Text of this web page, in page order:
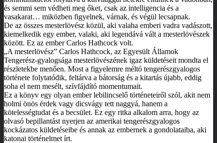
és semmi sem védheti meg őket, csak az intelligencia és a
vasakarat… miközben figyelnek, várnak, és végül lecsapnak.
De az összes mesterlövész közül, aki valaha emberi vadra vadászott,
kiemelkedik egy ember, valaki, aki legendává vált a mesterlövészek
között. Ez az ember Carlos Hathcock volt.
„A mesterlövész” Carlos Hathcock, az Egyesült Államok
Tengerész-gyalogsága mesterlövészének igaz küldetéseit mondta el
részletekbe menően. Most a figyelemre méltó tengerészgyalogos
története folytatódik, feltárva a bátorság és a kitartás újabb, eddig
soha el nem mesélt, szívfájdító momentumait.
Ez a könyv egy olyan ember lebilincselő történeteiről szól, akit nem
holmi önös érdek vagy dicsvágy tett naggyá, hanem a
kötelességtudat és a becsület. Ez egy ritka alkalom arra, hogy az
olvasó bepillantást nyerjen az amerikai tengerészgyalogos
kockázatos küldetéseibe és annak az embernek a gondolataiba, aki
katonai történelmet írt.